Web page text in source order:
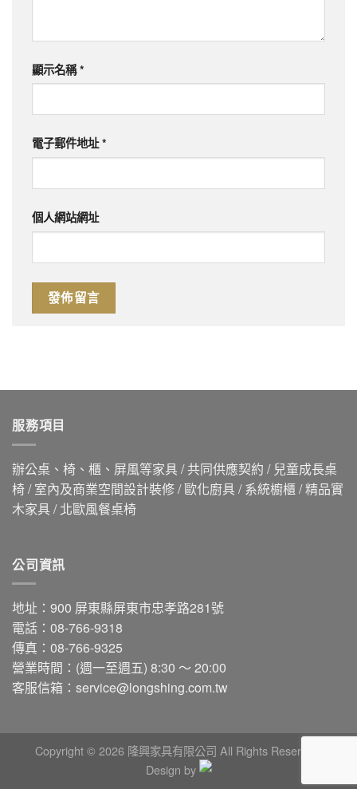
顯示名稱*
電子郵件地址*
個人網站網址
服務項目
辦公桌、椅、櫃、屏風等家具 / 共同供應契約 / 兒童成長桌
椅 / 室內及商業空間設計裝修 / 歐化廚具 / 系統櫥櫃 / 精品實
木家具 / 北歐風餐桌椅
公司資訊
地址：900 屏東縣屏東市忠孝路281號
電話：08-766-9318
傳真：08-766-9325
營業時間：(週一至週五) 8:30 ～ 20:00
客服信箱： service@longshing.com.tw
Copyright © 2026 隆興家具有限公司 All Rights Reserved.
Design by